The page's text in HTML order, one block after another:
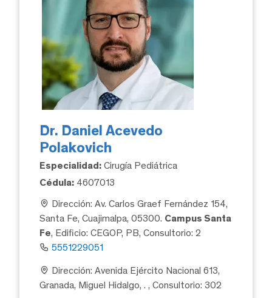
Dr. Daniel Acevedo
Polakovich
Especialidad: Cirugía Pediátrica
Cédula: 4607013
Dirección: Av. Carlos Graef Fernández 154,
Santa Fe, Cuajimalpa, 05300. Campus Santa
Fe, Edificio: CEGOP, PB, Consultorio: 2
5551229051
Dirección: Avenida Ejército Nacional 613,
Granada, Miguel Hidalgo, ., Consultorio: 302